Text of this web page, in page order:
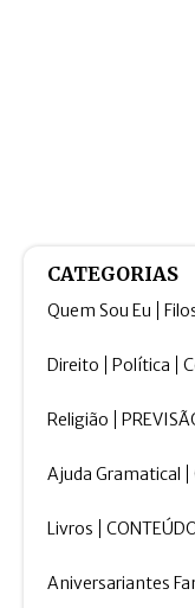
CATEGORIAS
Quem Sou Eu
Direito Política
Religião
Ajuda Gramatical
Livros
Aniversariantes